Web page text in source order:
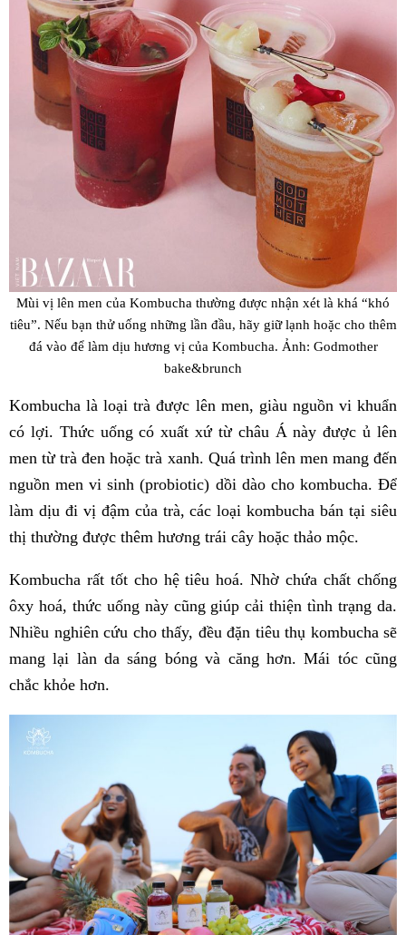
Mùi vị lên men của Kombucha thường được nhận xét là khá “khó
tiêu”. Nếu bạn thử uống những lần đầu, hãy giữ lạnh hoặc cho thêm
đá vào để làm dịu hương vị của Kombucha. Ảnh: Godmother
bake&brunch
Kombucha là loại trà được lên men, giàu nguồn vi khuẩn
có lợi. Thức uống có xuất xứ từ châu Á này được ủ lên
men từ trà đen hoặc trà xanh. Quá trình lên men mang đến
nguồn men vi sinh (probiotic) dồi dào cho kombucha. Để
làm dịu đi vị đậm của trà, các loại kombucha bán tại siêu
thị thường được thêm hương trái cây hoặc thảo mộc.
Kombucha rất tốt cho hệ tiêu hoá. Nhờ chứa chất chống
ôxy hoá, thức uống này cũng giúp cải thiện tình trạng da.
Nhiều nghiên cứu cho thấy, đều đặn tiêu thụ kombucha sẽ
mang lại làn da sáng bóng và căng hơn. Mái tóc cũng
chắc khỏe hơn.